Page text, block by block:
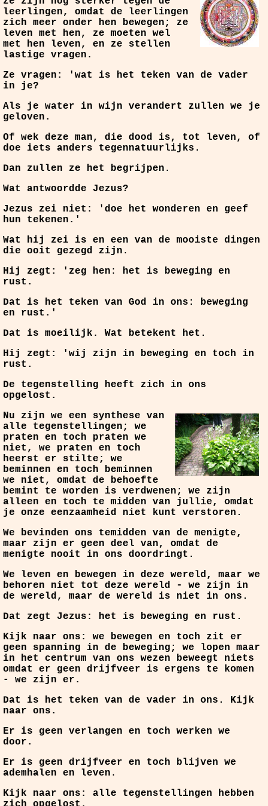
leerlingen, omdat de leerlingen
zich meer onder hen bewegen; ze
leven met hen, ze moeten wel
met hen leven, en ze stellen
lastige vragen.
Ze vragen: 'wat is het teken van de vader
in je?
Als je water in wijn verandert zullen we je
geloven.
Of wek deze man, die dood is, tot leven, of
doe iets anders tegennatuurlijks.
Dan zullen ze het begrijpen.
Wat antwoordde Jezus?
Jezus zei niet: 'doe het wonderen en geef
hun tekenen.'
Wat hij zei is en een van de mooiste dingen
die ooit gezegd zijn.
Hij zegt: 'zeg hen: het is beweging en
rust.
Dat is het teken van God in ons: beweging
en rust.'
Dat is moeilijk. Wat betekent het.
Hij zegt: 'wij zijn in beweging en toch in
rust.
De tegenstelling heeft zich in ons
opgelost.
Nu zijn we een synthese van
alle tegenstellingen; we
praten en toch praten we
niet, we praten en toch
heerst er stilte; we
beminnen en toch beminnen
we niet, omdat de behoefte
bemint te worden is verdwenen; we zijn
alleen en toch te midden van jullie, omdat
je onze eenzaamheid niet kunt verstoren.
We bevinden ons temidden van de menigte,
maar zijn er geen deel van, omdat de
menigte nooit in ons doordringt.
We leven en bewegen in deze wereld, maar we
behoren niet tot deze wereld - we zijn in
de wereld, maar de wereld is niet in ons.
Dat zegt Jezus: het is beweging en rust.
Kijk naar ons: we bewegen en toch zit er
geen spanning in de beweging; we lopen maar
in het centrum van ons wezen beweegt niets
omdat er geen drijfveer is ergens te komen
- we zijn er.
Dat is het teken van de vader in ons. Kijk
naar ons.
Er is geen verlangen en toch werken we
door.
Er is geen drijfveer en toch blijven we
ademhalen en leven.
Kijk naar ons: alle tegenstellingen hebben